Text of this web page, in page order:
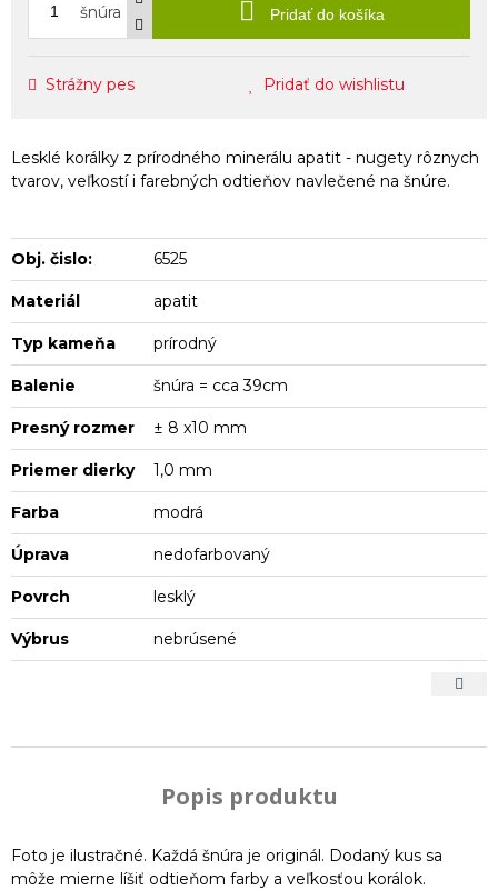
šnúra Pridať do košíka
Strážny pes Pridať do wishlistu
Lesklé korálky z prírodného minerálu apatit - nugety rôznych
tvarov, veľkostí i farebných odtieňov navlečené na šnúre.
Obj. čislo: 6525
Materiál apatit
Typ kameňa prírodný
Balenie šnúra = cca 39cm
Presný rozmer ± 8 x10 mm
Priemer dierky 1,0 mm
Farba modrá
Úprava nedofarbovaný
Povrch lesklý
Výbrus nebrúsené
Popis produktu
Foto je ilustračné. Každá šnúra je originál. Dodaný kus sa
môže mierne líšiť odtieňom farby a veľkosťou korálok.